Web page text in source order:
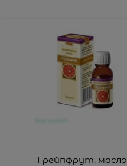
Грейпфрут, масло